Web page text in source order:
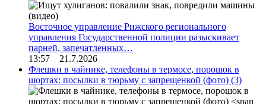
Восточное управление Рижского регионального
управления Государственной полиции разыскивает
парней, запечатленных…
13:57 21.7.2026
Флешки в чайнике, телефоны в термосе, порошок в
шортах: посылки в тюрьму с запрещенкой (фото) (3)